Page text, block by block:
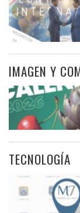
IMAGEN Y
TECNOLOGÍA